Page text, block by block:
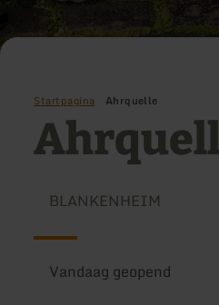
Startpagina Ahrquelle
BLANKENHEIM
Vandaag geopend